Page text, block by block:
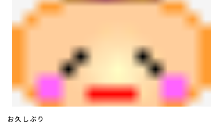
お久しぶり